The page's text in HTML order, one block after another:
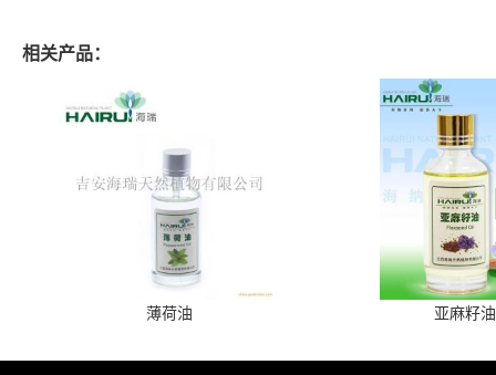
相关产品：
薄荷油 亚麻籽